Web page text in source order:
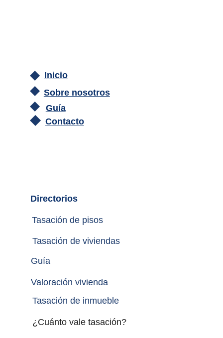
Inicio
Guía
Contacto
Sobre nosotros
Directorios
Tasación de pisos
Tasación de viviendas
Guía
Valoración vivienda
Tasación de inmueble
¿Cuánto vale tasación?